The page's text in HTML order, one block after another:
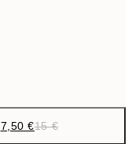
7,50 €15 €